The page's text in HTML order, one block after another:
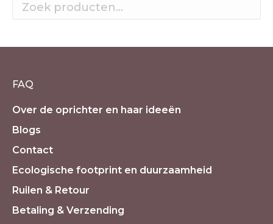
FAQ
Over de oprichter en haar ideeën
Blogs
Contact
Ecologische footprint en duurzaamheid
Ruilen & Retour
Betaling & Verzending